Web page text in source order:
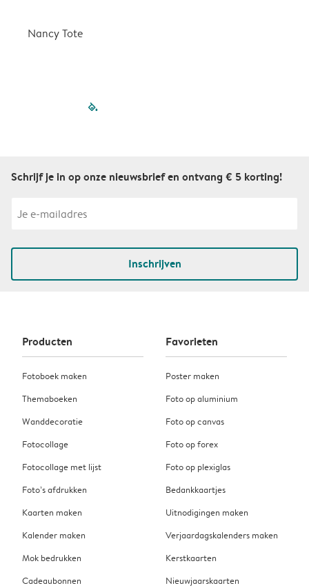
Nancy Tote
filled-pagination
Schrijf je in op onze nieuwsbrief en ontvang € 5 korting!
Inschrijven
Producten
Fotoboek maken
Themaboeken
Wanddecoratie
Fotocollage
Fotocollage met lijst
Foto’s afdrukken
Kaarten maken
Kalender maken
Mok bedrukken
Cadeaubonnen
Favorieten
Poster maken
Foto op aluminium
Foto op canvas
Foto op forex
Foto op plexiglas
Bedankkaartjes
Uitnodigingen maken
Verjaardagskalenders maken
Kerstkaarten
Nieuwjaarskaarten